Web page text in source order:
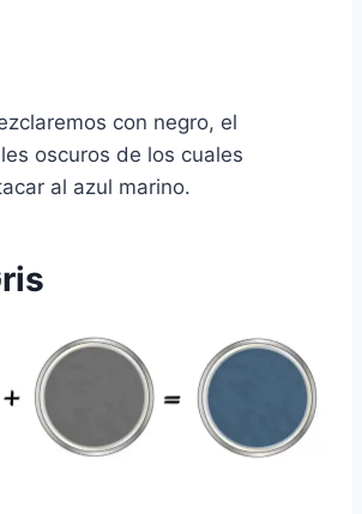
con negro, el
oscuros de los cuales
al azul marino.